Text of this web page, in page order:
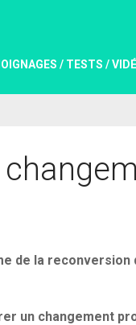
/ TESTS /
de la reconversion
un changement